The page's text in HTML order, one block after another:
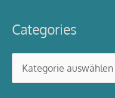
Categories